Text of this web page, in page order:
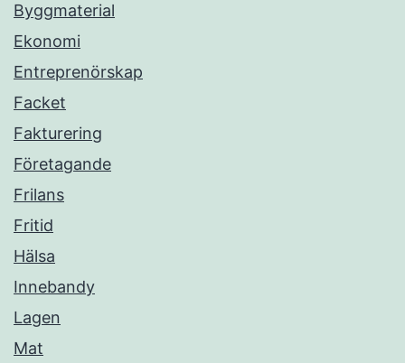
Byggmaterial
Ekonomi
Entreprenörskap
Facket
Fakturering
Företagande
Frilans
Fritid
Hälsa
Innebandy
Lagen
Mat